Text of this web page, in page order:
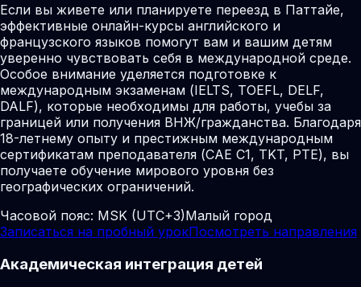
Если вы живете или планируете переезд в Паттайе,
эффективные онлайн-курсы английского и
французского языков помогут вам и вашим детям
уверенно чувствовать себя в международной среде.
Особое внимание уделяется подготовке к
международным экзаменам (IELTS, TOEFL, DELF,
DALF), которые необходимы для работы, учебы за
границей или получения ВНЖ/гражданства. Благодаря
18-летнему опыту и престижным международным
сертификатам преподавателя (CAE C1, TKT, PTE), вы
получаете обучение мирового уровня без
географических ограничений.
Часовой пояс: MSK (UTC+3)Малый город
Записаться на пробный урокПосмотреть направления
Академическая интеграция детей